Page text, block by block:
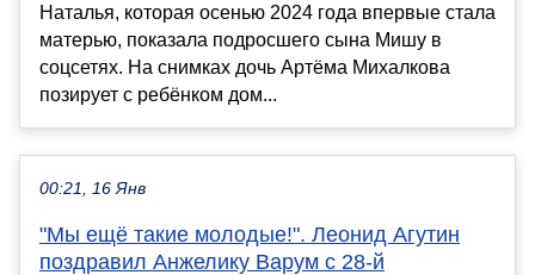
Наталья, которая осенью 2024 года впервые стала
матерью, показала подросшего сына Мишу в
соцсетях. На снимках дочь Артёма Михалкова
позирует с ребёнком дом...
00:21, 16 Янв
"Мы ещё такие молодые!". Леонид Агутин
поздравил Анжелику Варум с 28-й